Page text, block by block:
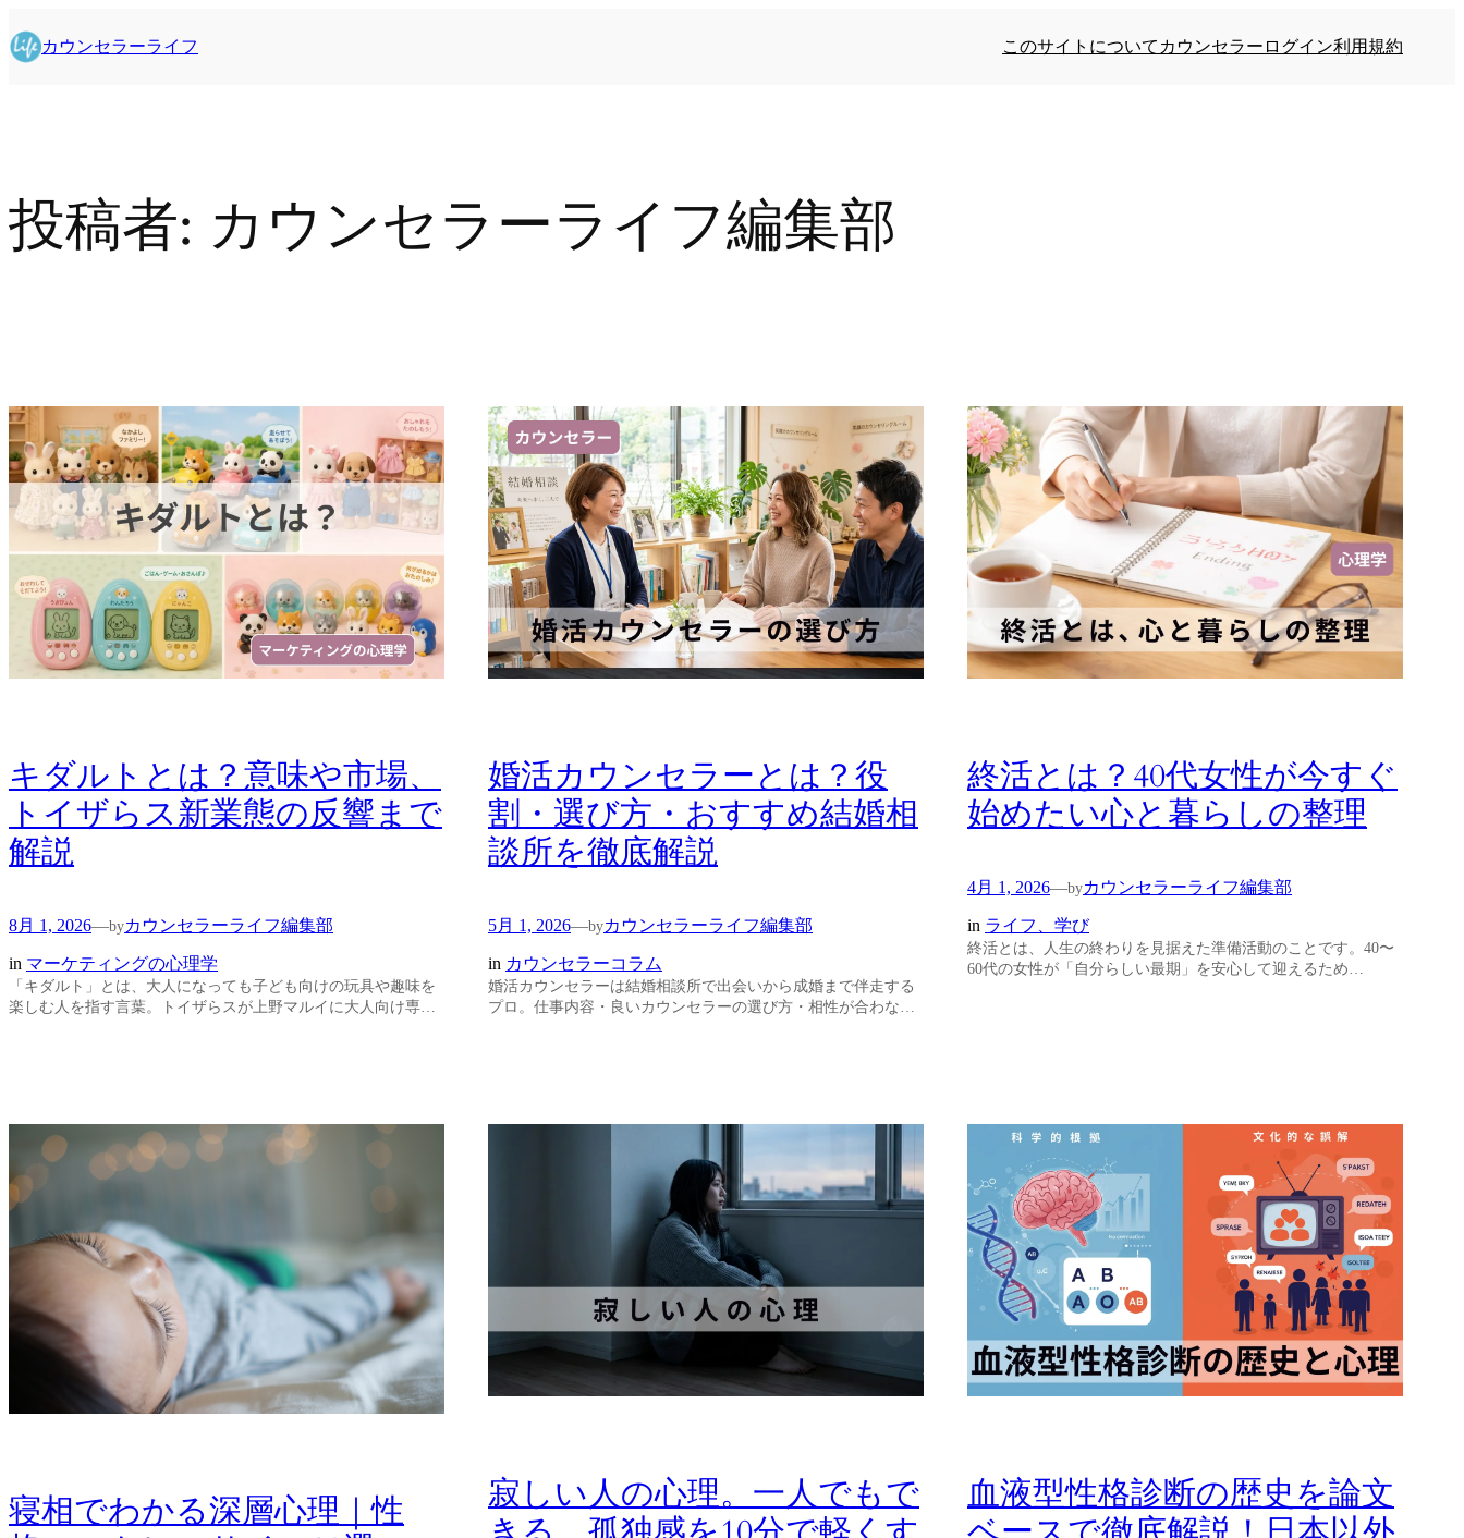
容
を
カウンセラーライフ このサイトについて カウンセラーログイン利用規約
投稿者: カウンセラーライフ編集部
キダルトとは？意味や市場、
トイザらス新業態の反響まで
解説
8月 1, 2026—byカウンセラーライフ編集部
in マーケティングの心理学
「キダルト」とは、大人になっても子ども向けの玩具や趣味を
楽しむ人を指す言葉。トイザらスが上野マルイに大人向け専…
婚活カウンセラーとは？役
割・選び方・おすすめ結婚相
談所を徹底解説
5月 1, 2026—byカウンセラーライフ編集部
in カウンセラーコラム
婚活カウンセラーは結婚相談所で出会いから成婚まで伴走する
プロ。仕事内容・良いカウンセラーの選び方・相性が合わな…
終活とは？40代女性が今すぐ
始めたい心と暮らしの整理
4月 1, 2026—byカウンセラーライフ編集部
in ライフ、学び
終活とは、人生の終わりを見据えた準備活動のことです。40〜
60代の女性が「自分らしい最期」を安心して迎えるため…
寝相でわかる深層心理｜性
寂しい人の心理。一人でもで
血液型性格診断の歴史を論文